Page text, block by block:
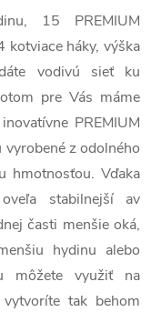
15 PREMIUM
háky, výška
vodivú sieť ku
pre Vás máme
PREMIUM
z odolného
hmotnosťou. Vďaka
stabilnejší av
časti menšie oká,
hydinu alebo
môžete využiť na
tak behom